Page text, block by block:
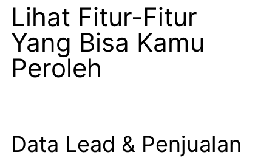
Lihat Fitur-Fitur
Yang Bisa Kamu
Peroleh
Data Lead & Penjualan